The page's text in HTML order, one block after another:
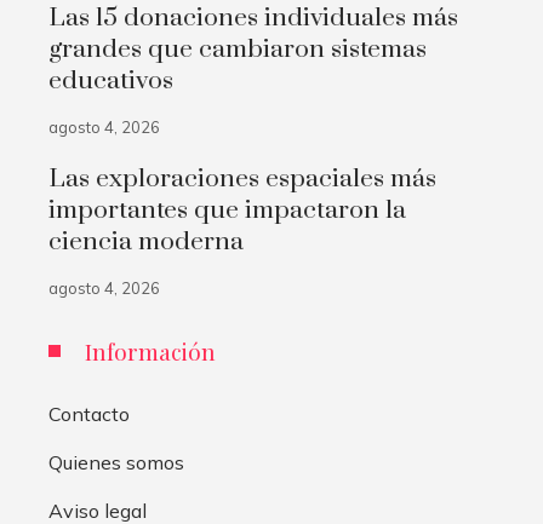
Las 15 donaciones individuales más
grandes que cambiaron sistemas
educativos
agosto 4, 2026
Las exploraciones espaciales más
importantes que impactaron la
ciencia moderna
agosto 4, 2026
Información
Contacto
Quienes somos
Aviso legal